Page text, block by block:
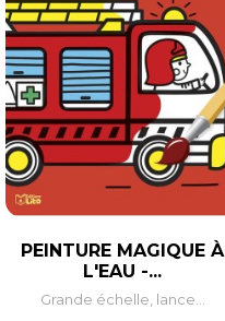
PEINTURE MAGIQUE À
L'EAU -...
Grande échelle, lance...